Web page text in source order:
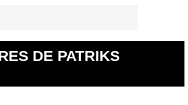
DE PATRIKS